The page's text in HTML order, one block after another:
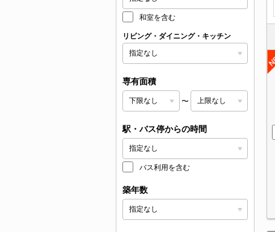
和室を含む
リビング・ダイニング・キッチン
専有面積
〜
駅・バス停からの時間
バス利用を含む
築年数